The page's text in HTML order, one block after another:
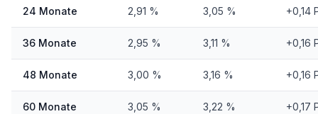
24 Monate 2,91 % 3,05 % +0,14
36 Monate 2,95 % 3,11 % +0,16
48 Monate 3,00 % 3,16 % +0,16
60 Monate 3,05 % 3,22 % +0,17